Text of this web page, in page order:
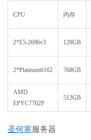
CPU 内存
2*E5-2696v3 128GB
2*Platinum6162 768GB
AMD
EPYC7702P
512GB
圣何塞服务器